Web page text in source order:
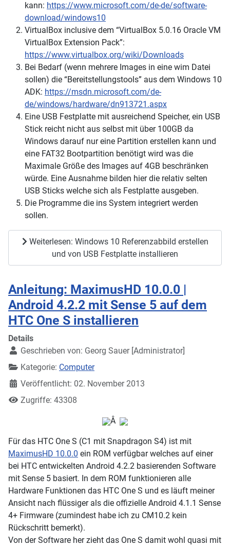
kann: https://www.microsoft.com/de-de/software-
download/windows10
VirtualBox inclusive dem “VirtualBox 5.0.16 Oracle VM
VirtualBox Extension Pack”:
https://www.virtualbox.org/wiki/Downloads
Bei Bedarf (wenn mehrere Images in eine wim Datei
sollen) die “Bereitstellungstools” aus dem Windows 10
ADK: https://msdn.microsoft.com/de-
de/windows/hardware/dn913721.aspx
Eine USB Festplatte mit ausreichend Speicher, ein USB
Stick reicht nicht aus selbst mit über 100GB da
Windows darauf nur eine Partition erstellen kann und
eine FAT32 Bootpartition benötigt wird was die
Maximale Größe des Images auf 4GB beschränken
würde. Eine Ausnahme bilden hier die relativ selten
USB Sticks welche sich als Festplatte ausgeben.
Die Programme die ins System integriert werden
sollen.
Weiterlesen: Windows 10 Referenzabbild erstellen
und von USB Festplatte installieren
Anleitung: MaximusHD 10.0.0 |
Android 4.2.2 mit Sense 5 auf dem
HTC One S installieren
Details
Geschrieben von: Georg Sauer [Administrator]
Kategorie: Computer
Veröffentlicht: 02. November 2013
Zugriffe: 43308
Â
Für das HTC One S (C1 mit Snapdragon S4) ist mit
MaximusHD 10.0.0 ein ROM verfügbar welches auf einer
bei HTC entwickelten Android 4.2.2 basierenden Software
mit Sense 5 basiert. In dem ROM funktionieren alle
Hardware Funktionen das HTC One S und es läuft meiner
Ansicht nach flüssiger als die offizielle Android 4.1.1 Sense
4+ Firmware (zumindest habe ich zu CM10.2 kein
Rückschritt bemerkt).
Von der Software her zieht das One S damit wohl quasi mit